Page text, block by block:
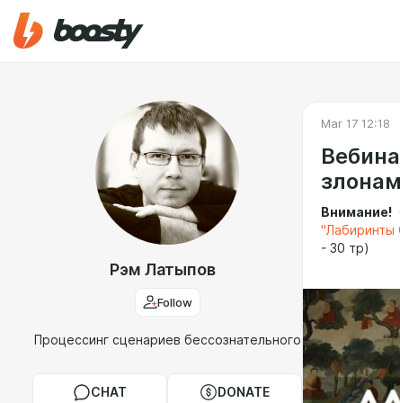
Рэм Латыпов
Follow
Процессинг сценариев бессознательного
CHAT DONATE
Mar 17 12:18
Внимание!
"Лабиринты
- 30 тр)